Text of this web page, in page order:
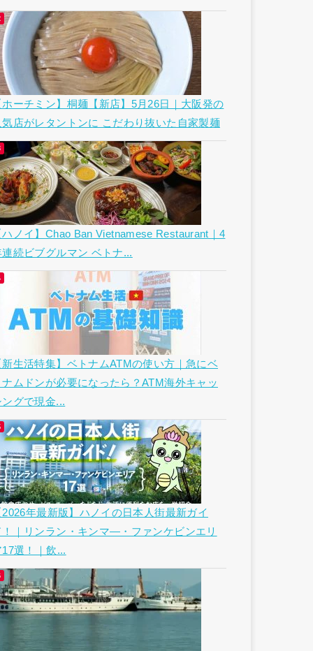
ホーチミン】桐麺【新店】5月26日｜大阪発の
気店がレタントンに こだわり抜いた自家製麺
ハノイ】Chao Ban Vietnamese Restaurant｜4
連続ビブグルマン ベトナ...
新生活特集】ベトナムATMの使い方｜急にベ
ナムドンが必要になったら？ATM海外キャッ
ングで現金...
2026年最新版】ハノイの日本人街最新ガイ
！｜リンラン・キンマ―・ファンケビンエリ
17選！｜飲...